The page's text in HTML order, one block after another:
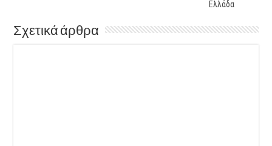
Ελλάδα
Σχετικά άρθρα